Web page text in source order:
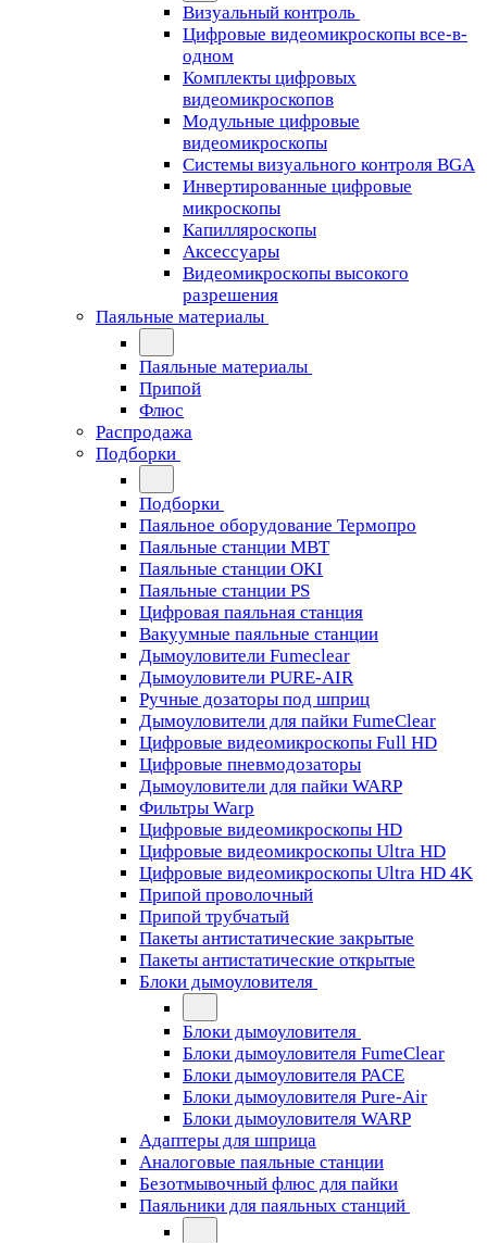
Визуальный контроль
Цифровые видеомикроскопы все-в-
одном
Комплекты цифровых
видеомикроскопов
Модульные цифровые
видеомикроскопы
Cистемы визуального контроля BGA
Инвертированные цифровые
микроскопы
Капилляроскопы
Аксессуары
Видеомикроскопы высокого
разрешения
Паяльные материалы
Паяльные материалы
Припой
Флюс
Распродажа
Подборки
Подборки
Паяльное оборудование Термопро
Паяльные станции MBT
Паяльные станции OKI
Паяльные станции PS
Цифровая паяльная станция
Вакуумные паяльные станции
Дымоуловители Fumeclear
Дымоуловители PURE-AIR
Ручные дозаторы под шприц
Дымоуловители для пайки FumeClear
Цифровые видеомикроскопы Full HD
Цифровые пневмодозаторы
Дымоуловители для пайки WARP
Фильтры Warp
Цифровые видеомикроскопы HD
Цифровые видеомикроскопы Ultra HD
Цифровые видеомикроскопы Ultra HD 4K
Припой проволочный
Припой трубчатый
Пакеты антистатические закрытые
Пакеты антистатические открытые
Блоки дымоуловителя
Блоки дымоуловителя
Блоки дымоуловителя FumeClear
Блоки дымоуловителя PACE
Блоки дымоуловителя Pure-Air
Блоки дымоуловителя WARP
Адаптеры для шприца
Аналоговые паяльные станции
Безотмывочный флюс для пайки
Паяльники для паяльных станций